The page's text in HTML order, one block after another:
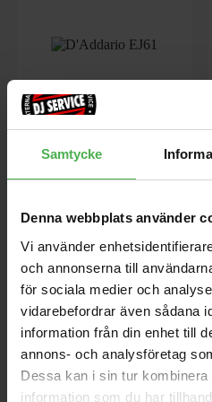
Samtycke
Denna webbplats använder
Vi använder
och annonserna till
för sociala medier och
vidarebefordrar även sådana
information från din enhet till
annons- och analysföretag
Dessa kan i sin tur
information som du har
EJ61, D'Addarios mest populära
5-strängade banjoset, ger den
spela
80 kr
store local_shipping